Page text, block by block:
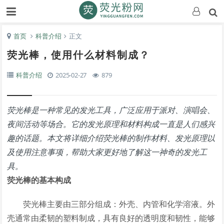
首页 科普介绍 正文
荧光棒，使用什么材料制成？
科普介绍 2025-02-27 879
荧光棒是一种常见的发光工具，广泛应用于派对、演唱会、
夜间活动等场合。它的发光原理和材料构成一直是人们感兴
趣的话题。本文将详细介绍荧光棒的制作材料、发光原理以
及使用注意事项，帮助大家更好地了解这一神奇的发光工
具。
荧光棒的基本构成
荧光棒主要由三部分组成：外壳、内管和化学溶液。外
壳通常由柔韧的塑料制成，具有良好的透明度和韧性，能够